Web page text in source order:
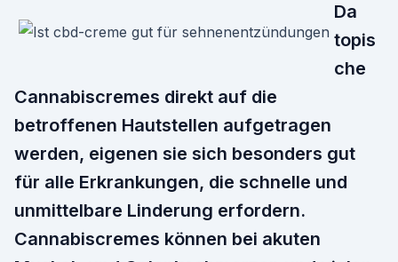
Da
topis
che
Cannabiscremes direkt auf die
betroffenen Hautstellen aufgetragen
werden, eigenen sie sich besonders gut
für alle Erkrankungen, die schnelle und
unmittelbare Linderung erfordern.
Cannabiscremes können bei akuten